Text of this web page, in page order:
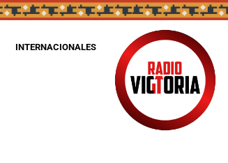
INTERNACIONALES